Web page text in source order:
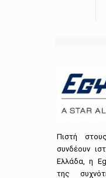
Πιστή
συνδέουν
Ελλάδα, η
της